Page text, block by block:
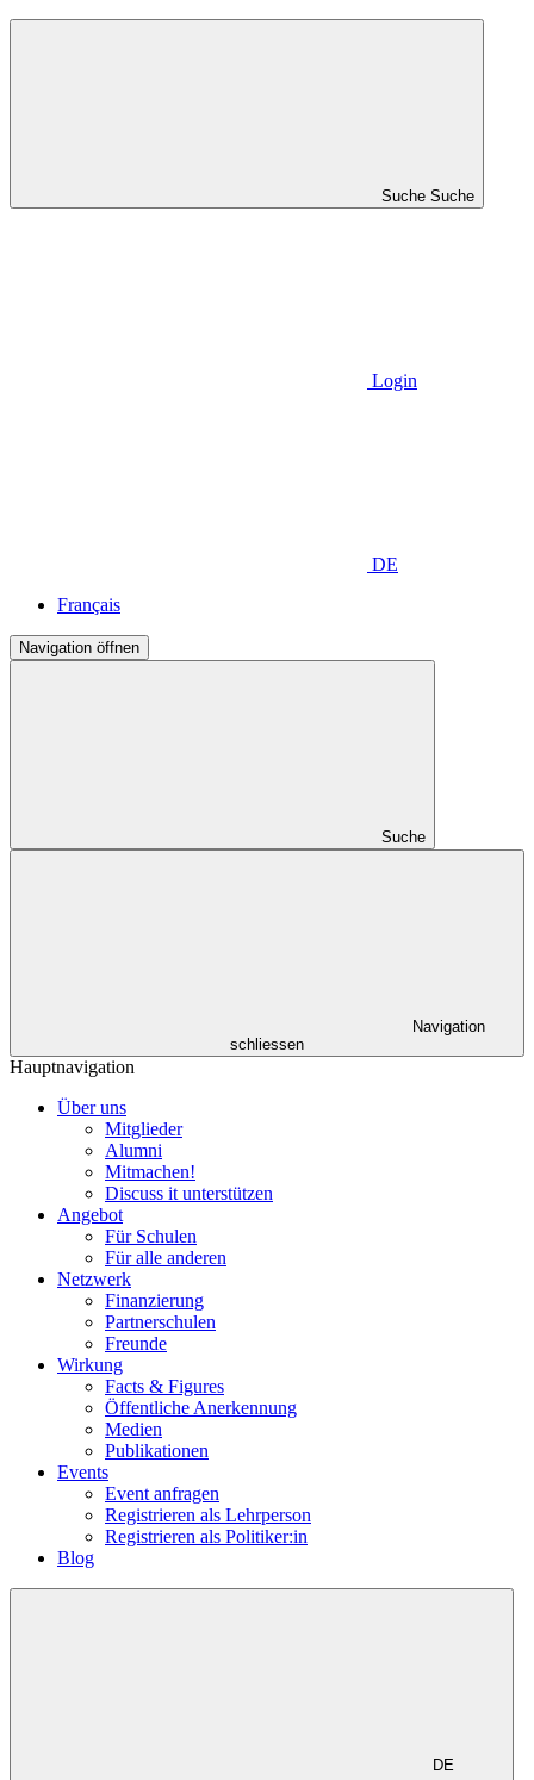
Suche Suche
Login
DE
Français
Navigation öffnen
Suche
Navigation
schliessen
Hauptnavigation
Über uns
Mitglieder
Alumni
Mitmachen!
Discuss it unterstützen
Angebot
Für Schulen
Für alle anderen
Netzwerk
Finanzierung
Partnerschulen
Freunde
Wirkung
Facts & Figures
Öffentliche Anerkennung
Medien
Publikationen
Events
Event anfragen
Registrieren als Lehrperson
Registrieren als Politiker:in
Blog
DE